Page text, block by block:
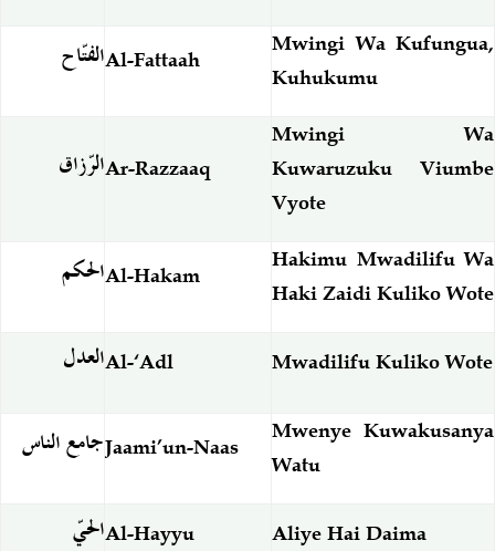
الفتّاحAl-Fattaah
Mwingi Wa Kufungua,
Kuhukumu
الرّزاقAr-Razzaaq
Mwingi Wa
Kuwaruzuku Viumbe
Vyote
الحكمAl-Hakam
Hakimu Mwadilifu Wa
Haki Zaidi Kuliko Wote
العدلAl-‘Adl Mwadilifu Kuliko Wote
جامع الناسJaami’un-Naas
Mwenye Kuwakusanya
Watu
الحيّAl-Hayyu Aliye Hai Daima